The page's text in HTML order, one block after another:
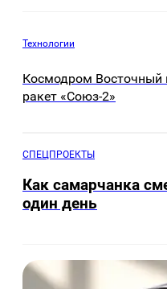
Технологии
Космодром Восточный
ракет «Союз-2»
СПЕЦПРОЕКТЫ
Как самарчанка
один день